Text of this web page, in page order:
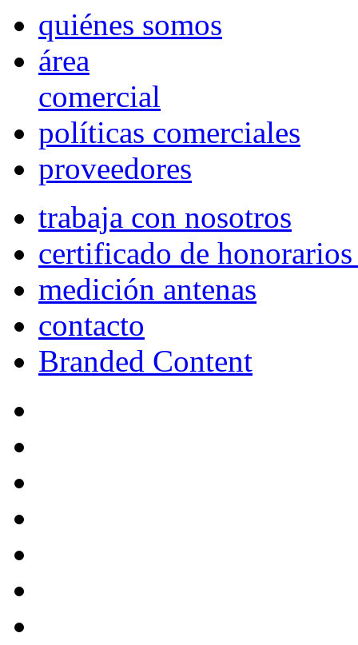
quiénes somos
área
comercial
políticas comerciales
proveedores
trabaja con nosotros
certificado de
medición antenas
contacto
Branded Content